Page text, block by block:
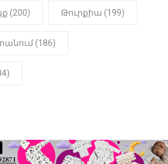
(200) Թուրքիա (199)
(186)